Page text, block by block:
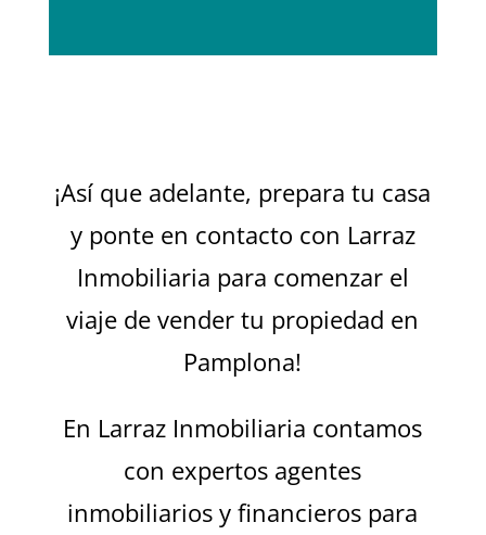
¡Así que adelante, prepara tu casa
y ponte en contacto con Larraz
Inmobiliaria para comenzar el
viaje de vender tu propiedad en
Pamplona!
En Larraz Inmobiliaria contamos
con expertos agentes
inmobiliarios y financieros para